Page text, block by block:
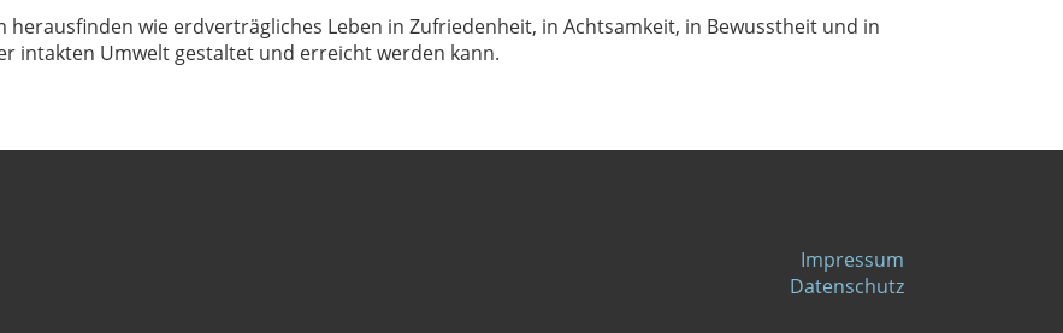
wie erdverträgliches Leben in Zufriedenheit, in Achtsamkeit, in Bewusstheit und in
intakten Umwelt gestaltet und erreicht werden kann.
Impressum
Datenschutz